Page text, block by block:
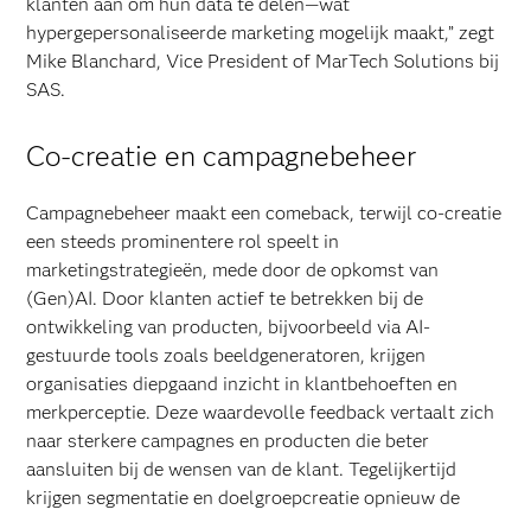
hypergepersonaliseerde marketing mogelijk maakt,” zegt
Mike Blanchard, Vice President of MarTech Solutions bij
SAS.
Co-creatie en campagnebeheer
Campagnebeheer maakt een comeback, terwijl co-creatie
een steeds prominentere rol speelt in
marketingstrategieën, mede door de opkomst van
(Gen)AI. Door klanten actief te betrekken bij de
ontwikkeling van producten, bijvoorbeeld via AI-
gestuurde tools zoals beeldgeneratoren, krijgen
organisaties diepgaand inzicht in klantbehoeften en
merkperceptie. Deze waardevolle feedback vertaalt zich
naar sterkere campagnes en producten die beter
aansluiten bij de wensen van de klant. Tegelijkertijd
krijgen segmentatie en doelgroepcreatie opnieuw de